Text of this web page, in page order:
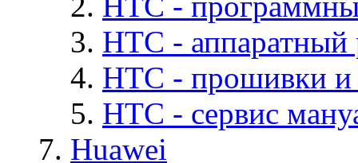
HTC - аппаратный
HTC - прошивки
HTC - cервис
Huawei